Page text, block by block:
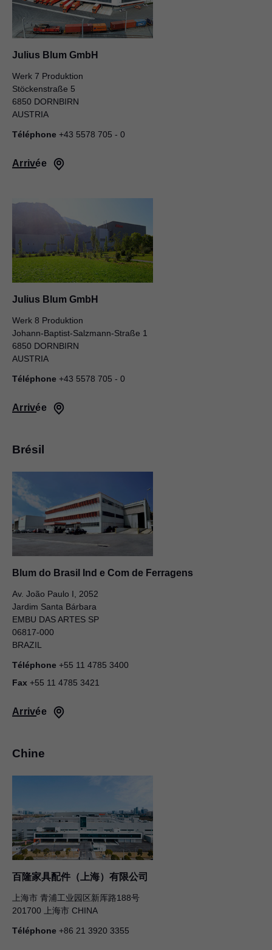
Julius Blum GmbH
Werk 7 Produktion
Stöckenstraße 5
6850 DORNBIRN
AUSTRIA
Téléphone +43 5578 705 - 0
Arrivée
Julius Blum GmbH
Werk 8 Produktion
Johann-Baptist-Salzmann-Straße 1
6850 DORNBIRN
AUSTRIA
Téléphone +43 5578 705 - 0
Arrivée
Brésil
Blum do Brasil Ind e Com de Ferragens
Av. João Paulo I, 2052
Jardim Santa Bárbara
EMBU DAS ARTES SP
06817-000
BRAZIL
Téléphone +55 11 4785 3400
Fax +55 11 4785 3421
Arrivée
Chine
百隆家具配件（上海）有限公司
上海市 青浦工业园区新厍路188号
201700 上海市 CHINA
Téléphone +86 21 3920 3355